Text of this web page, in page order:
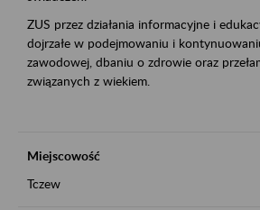
ZUS przez działania informacyjne i
dojrzałe w podejmowaniu i
zawodowej, dbaniu o zdrowie oraz
związanych z wiekiem.
Miejscowość
Tczew